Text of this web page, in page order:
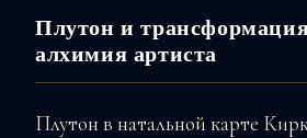
Плутон и
алхимия артиста
Плутон в натальной карте